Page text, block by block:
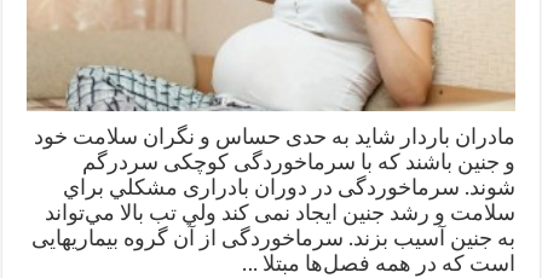
مادران باردار شاید به حدی حساس و نگران سلامت خود
و جنین باشند که با سرماخوردگی کوچکی سردرگم
شوند. سرماخوردگی در دوران بادراری مشکلي براي
سلامت و رشد جنين ايجاد نمی کند ولي تب بالا مي‌تواند
به جنین آسيب بزند. سرماخوردگی از آن گروه بيماریهايی
است که در همه فصل‌ها مبتلا …